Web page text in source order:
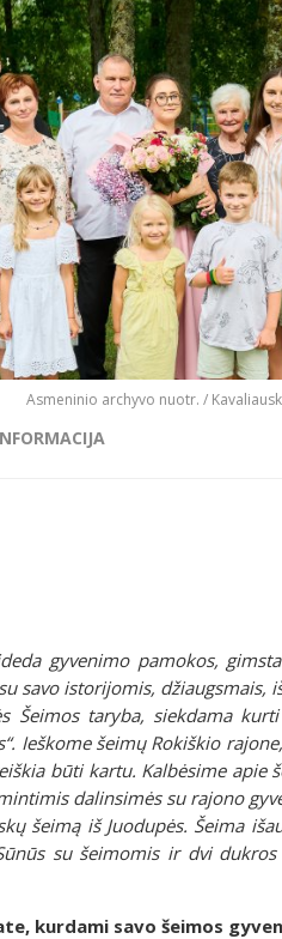
Asmeninio archyvo nuotr. /
gyvenimo pamokos,
savo istorijomis, džiaugsmais,
Šeimos taryba, siekdama
Ieškome šeimų Rokiškio
būti kartu. Kalbėsime apie
dalinsimės su rajono
šeimą iš Juodupės. Šeima
su šeimomis ir dvi
kurdami savo šeimos